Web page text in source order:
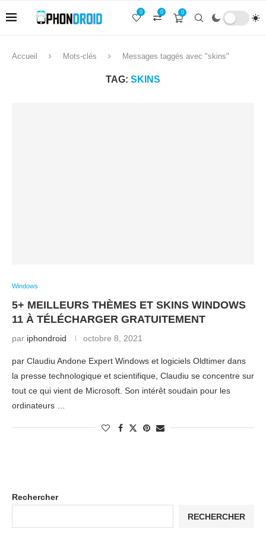
0
0
0
Accueil Mots-clés Messages taggés avec "skins"
TAG: SKINS
Windows
5+ MEILLEURS THÈMES ET SKINS WINDOWS
11 À TÉLÉCHARGER GRATUITEMENT
par iphondroid octobre 8, 2021
par Claudiu Andone Expert Windows et logiciels Oldtimer dans
la presse technologique et scientifique, Claudiu se concentre sur
tout ce qui vient de Microsoft. Son intérêt soudain pour les
ordinateurs …
Rechercher
RECHERCHER